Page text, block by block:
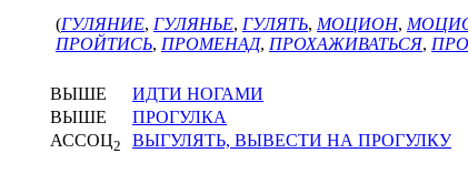
(ГУЛЯНИЕ, ГУЛЯНЬЕ, ГУЛЯТЬ, МОЦИОН,
ПРОЙТИСЬ, ПРОМЕНАД, ПРОХАЖИВАТЬСЯ,
ВЫШЕ
ИДТИ НОГАМИ
ВЫШЕ
ПРОГУЛКА
АССОЦ2 ВЫГУЛЯТЬ, ВЫВЕСТИ НА ПРОГУЛКУ